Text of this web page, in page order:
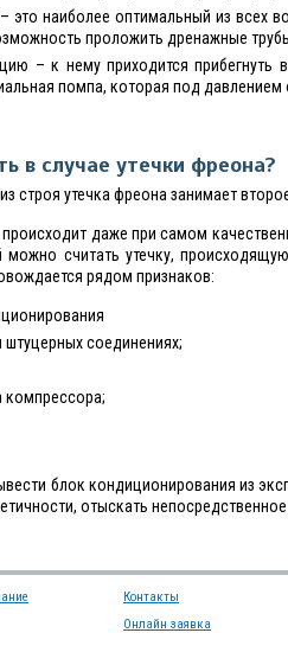
наиболее оптимальный из всех
проложить дренажные
– к нему приходится
помпа, которая под давлением
в случае утечки фреона?
строя утечка фреона занимает
даже при самом
считать утечку,
рядом признаков:
штуцерных соединениях;
компрессора;
блок кондиционирования из
отыскать
Контакты
Онлайн заявка